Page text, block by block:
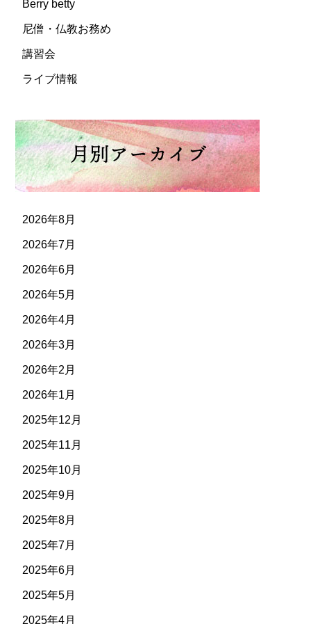
Berry betty
尼僧・仏教お務め
講習会
ライブ情報
2026年8月
2026年7月
2026年6月
2026年5月
2026年4月
2026年3月
2026年2月
2026年1月
2025年12月
2025年11月
2025年10月
2025年9月
2025年8月
2025年7月
2025年6月
2025年5月
2025年4月